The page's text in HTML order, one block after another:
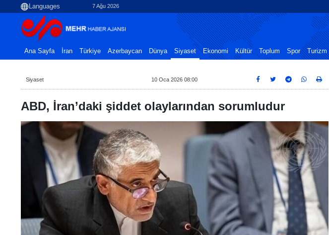
7 Ağu 2026
Ana Sayfa İran Türkiye Azerbaycan Dünya Siyaset Ekonomi Kültür Toplum Spor Turizm
Siyaset 10 Oca 2026 08:00
ABD, İran’daki şiddet olaylarından sorumludur